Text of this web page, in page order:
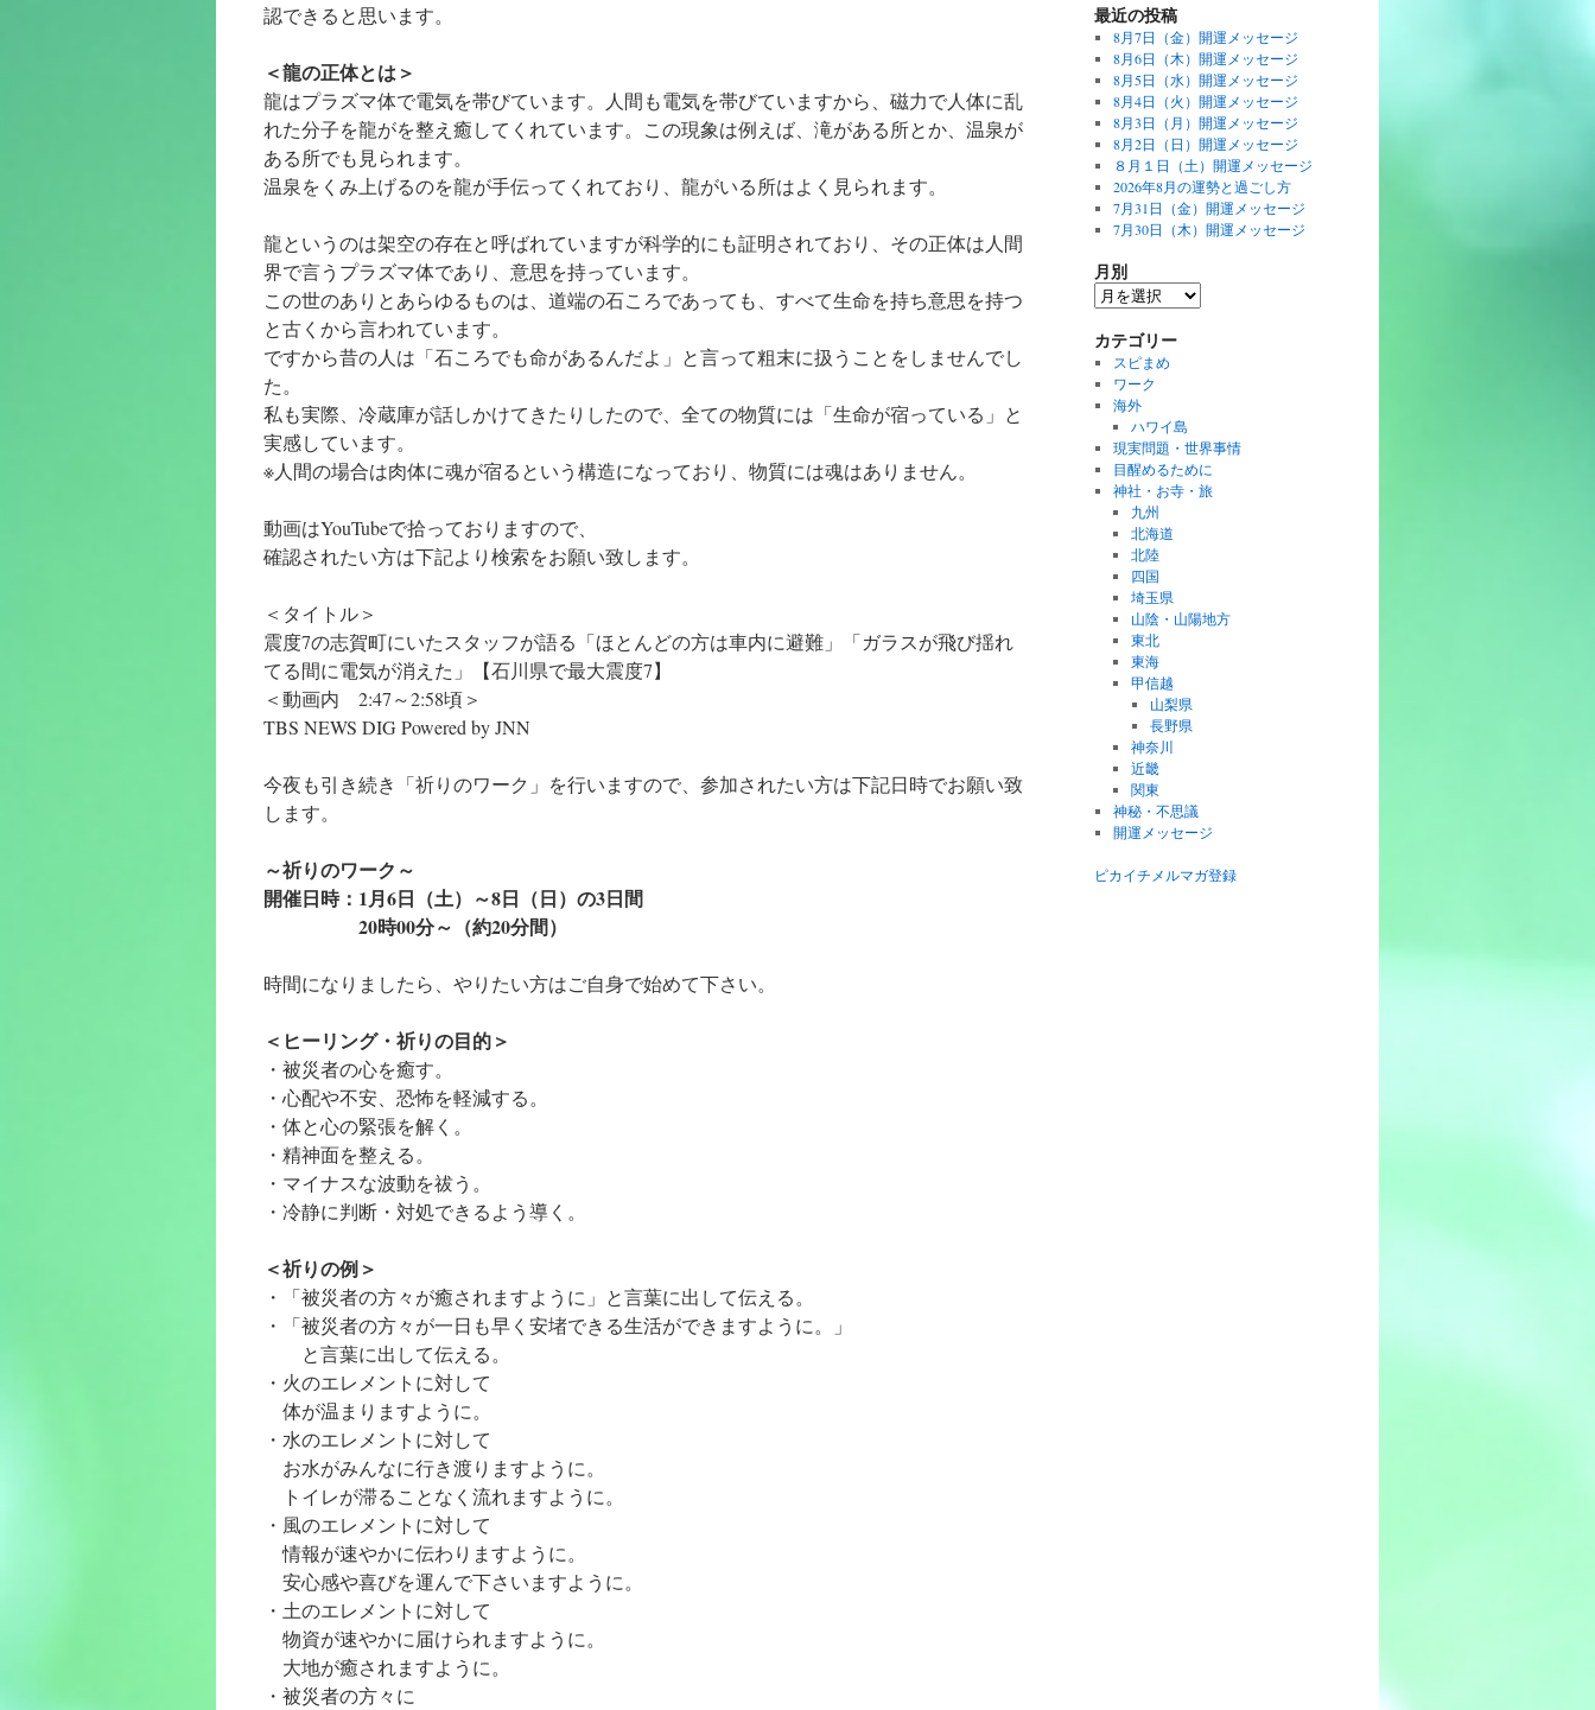
認できると思います。
＜龍の正体とは＞
龍はプラズマ体で電気を帯びています。人間も電気を帯びていますから、磁力で人体に乱
れた分子を龍がを整え癒してくれています。この現象は例えば、滝がある所とか、温泉が
ある所でも見られます。
温泉をくみ上げるのを龍が手伝ってくれており、龍がいる所はよく見られます。
龍というのは架空の存在と呼ばれていますが科学的にも証明されており、その正体は人間
界で言うプラズマ体であり、意思を持っています。
この世のありとあらゆるものは、道端の石ころであっても、すべて生命を持ち意思を持つ
と古くから言われています。
ですから昔の人は「石ころでも命があるんだよ」と言って粗末に扱うことをしませんでし
た。
私も実際、冷蔵庫が話しかけてきたりしたので、全ての物質には「生命が宿っている」と
実感しています。
※人間の場合は肉体に魂が宿るという構造になっており、物質には魂はありません。
動画はYouTubeで拾っておりますので、
確認されたい方は下記より検索をお願い致します。
＜タイトル＞
震度7の志賀町にいたスタッフが語る「ほとんどの方は車内に避難」「ガラスが飛び揺れ
てる間に電気が消えた」【石川県で最大震度7】
＜動画内 2:47～2:58頃＞
TBS NEWS DIG Powered by JNN
今夜も引き続き「祈りのワーク」を行いますので、参加されたい方は下記日時でお願い致
します。
～祈りのワーク～
開催日時：1月6日（土）～8日（日）の3日間
20時00分～（約20分間）
時間になりましたら、やりたい方はご自身で始めて下さい。
＜ヒーリング・祈りの目的＞
・被災者の心を癒す。
・心配や不安、恐怖を軽減する。
・体と心の緊張を解く。
・精神面を整える。
・マイナスな波動を祓う。
・冷静に判断・対処できるよう導く。
＜祈りの例＞
・「被災者の方々が癒されますように」と言葉に出して伝える。
・「被災者の方々が一日も早く安堵できる生活ができますように。」
と言葉に出して伝える。
・火のエレメントに対して
体が温まりますように。
・水のエレメントに対して
お水がみんなに行き渡りますように。
トイレが滞ることなく流れますように。
・風のエレメントに対して
情報が速やかに伝わりますように。
安心感や喜びを運んで下さいますように。
・土のエレメントに対して
物資が速やかに届けられますように。
大地が癒されますように。
・被災者の方々に
最近の投稿
8月7日（金）開運メッセージ
8月6日（木）開運メッセージ
8月5日（水）開運メッセージ
8月4日（火）開運メッセージ
8月3日（月）開運メッセージ
8月2日（日）開運メッセージ
８月１日（土）開運メッセージ
2026年8月の運勢と過ごし方
7月31日（金）開運メッセージ
7月30日（木）開運メッセージ
月別
月
別
カテゴリー
スピまめ
ワーク
海外
ハワイ島
現実問題・世界事情
目醒めるために
神社・お寺・旅
九州
北海道
北陸
四国
埼玉県
山陰・山陽地方
東北
東海
甲信越
山梨県
長野県
神奈川
近畿
関東
神秘・不思議
開運メッセージ
ピカイチメルマガ登録